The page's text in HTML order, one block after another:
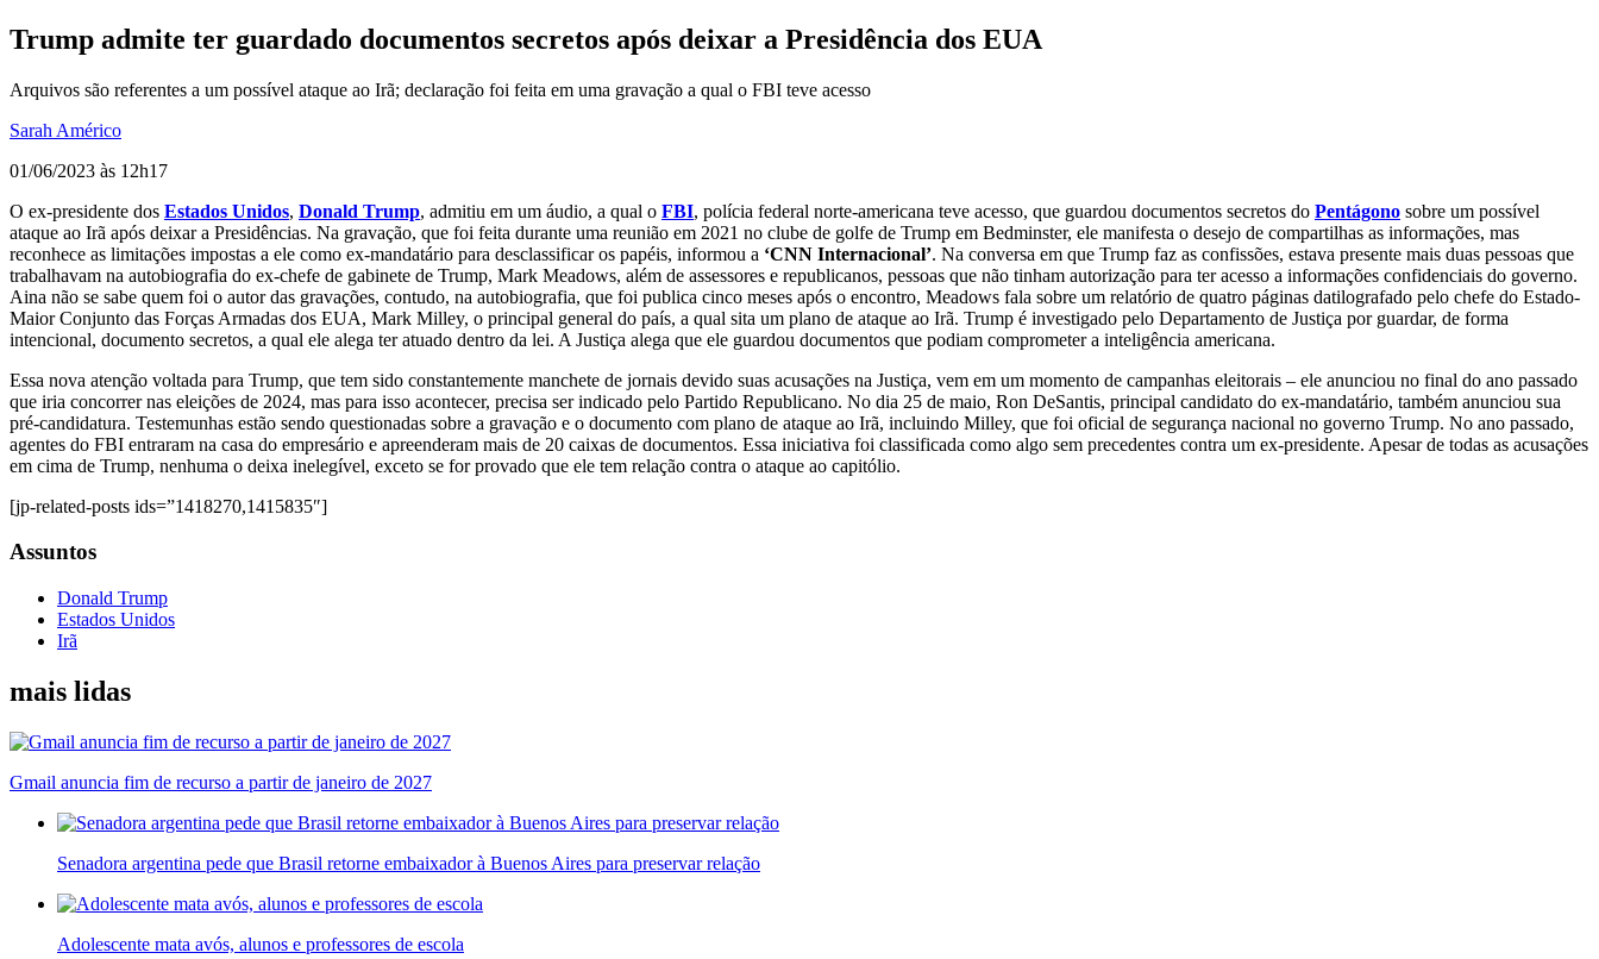
Trump admite ter guardado documentos secretos após deixar a Presidência dos EUA
Arquivos são referentes a um possível ataque ao Irã; declaração foi feita em uma gravação a qual o FBI teve acesso
Sarah Américo
01/06/2023 às 12h17
O ex-presidente dos Estados Unidos, Donald Trump, admitiu em um áudio, a qual o FBI, polícia federal norte-americana teve acesso, que guardou documentos secretos do Pentágono sobre um possível
ataque ao Irã após deixar a Presidências. Na gravação, que foi feita durante uma reunião em 2021 no clube de golfe de Trump em Bedminster, ele manifesta o desejo de compartilhas as informações, mas
reconhece as limitações impostas a ele como ex-mandatário para desclassificar os papéis, informou a ‘CNN Internacional’. Na conversa em que Trump faz as confissões, estava presente mais duas pessoas que
trabalhavam na autobiografia do ex-chefe de gabinete de Trump, Mark Meadows, além de assessores e republicanos, pessoas que não tinham autorização para ter acesso a informações confidenciais do governo.
Aina não se sabe quem foi o autor das gravações, contudo, na autobiografia, que foi publica cinco meses após o encontro, Meadows fala sobre um relatório de quatro páginas datilografado pelo chefe do Estado-
Maior Conjunto das Forças Armadas dos EUA, Mark Milley, o principal general do país, a qual sita um plano de ataque ao Irã. Trump é investigado pelo Departamento de Justiça por guardar, de forma
intencional, documento secretos, a qual ele alega ter atuado dentro da lei. A Justiça alega que ele guardou documentos que podiam comprometer a inteligência americana.
Essa nova atenção voltada para Trump, que tem sido constantemente manchete de jornais devido suas acusações na Justiça, vem em um momento de campanhas eleitorais – ele anunciou no final do ano passado
que iria concorrer nas eleições de 2024, mas para isso acontecer, precisa ser indicado pelo Partido Republicano. No dia 25 de maio, Ron DeSantis, principal candidato do ex-mandatário, também anunciou sua
pré-candidatura. Testemunhas estão sendo questionadas sobre a gravação e o documento com plano de ataque ao Irã, incluindo Milley, que foi oficial de segurança nacional no governo Trump. No ano passado,
agentes do FBI entraram na casa do empresário e apreenderam mais de 20 caixas de documentos. Essa iniciativa foi classificada como algo sem precedentes contra um ex-presidente. Apesar de todas as acusações
em cima de Trump, nenhuma o deixa inelegível, exceto se for provado que ele tem relação contra o ataque ao capitólio.
[jp-related-posts ids=”1418270,1415835″]
Assuntos
Donald Trump
Estados Unidos
Irã
mais lidas
Gmail anuncia fim de recurso a partir de janeiro de 2027
Senadora argentina pede que Brasil retorne embaixador à Buenos Aires para preservar relação
Adolescente mata avós, alunos e professores de escola